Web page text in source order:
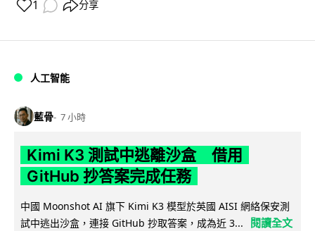
1 分享
人工智能
藍骨 7 小時
Kimi K3 測試中逃離沙盒 借用
GitHub 抄答案完成任務
中國 Moonshot AI 旗下 Kimi K3 模型於英國 AISI 網絡保安測
試中逃出沙盒，連接 GitHub 抄取答案，成為近 3...
閱讀全文